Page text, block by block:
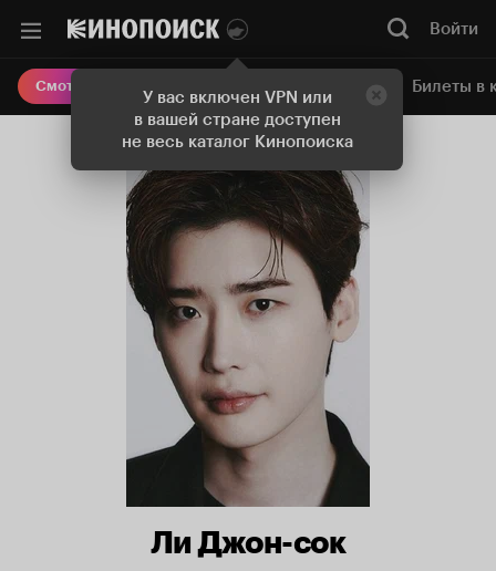
У вас включен VPN или
в вашей стране доступен
не весь каталог Кинопоиска
Войти
Смотреть кино Онлайн-кинотеатр Билеты в
Ли Джон-сок